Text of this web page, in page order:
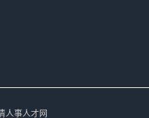
人事人才网